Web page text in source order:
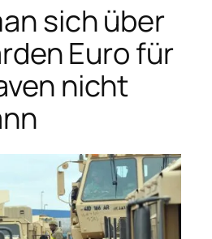
sich über
Euro für
nicht